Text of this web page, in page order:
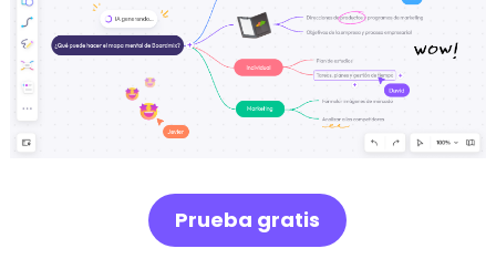
Prueba gratis